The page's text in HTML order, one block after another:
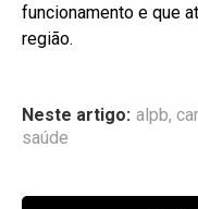
funcionamento e que
região.
Neste artigo: alpb,
saúde